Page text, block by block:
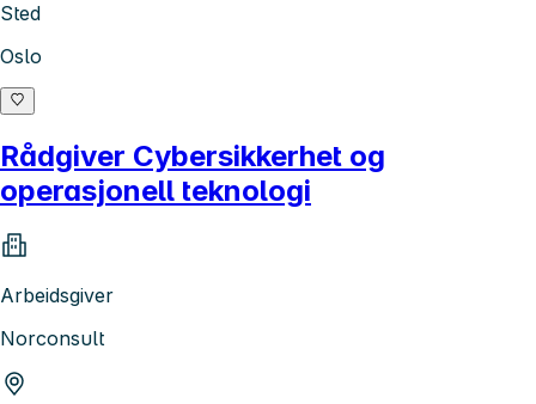
Sted
Oslo
Rådgiver Cybersikkerhet og
operasjonell teknologi
Arbeidsgiver
Norconsult